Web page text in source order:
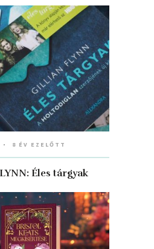
8 ÉV EZELŐTT
Éles ​tárgyak